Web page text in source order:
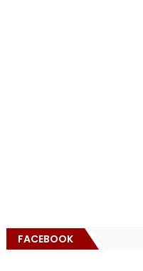
FACEBOOK